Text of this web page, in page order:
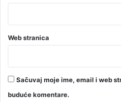
Web stranica
Sačuvaj moje ime, email i web
buduće komentare.